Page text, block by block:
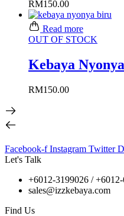
RM150.00
Read more
OUT OF STOCK
Kebaya
RM150.00
Facebook-f Instagram Twitter
Let's Talk
+6012-3199026 / +6
sales@izzkebaya.com
Find Us